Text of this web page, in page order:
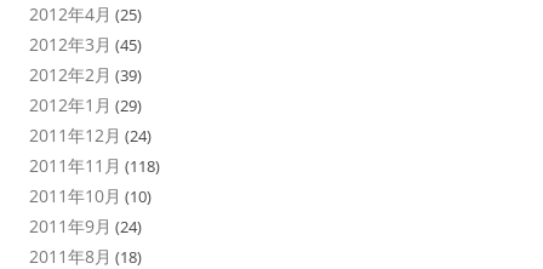
2012年4月 (25)
2012年3月 (45)
2012年2月 (39)
2012年1月 (29)
2011年12月 (24)
2011年11月 (118)
2011年10月 (10)
2011年9月 (24)
2011年8月 (18)